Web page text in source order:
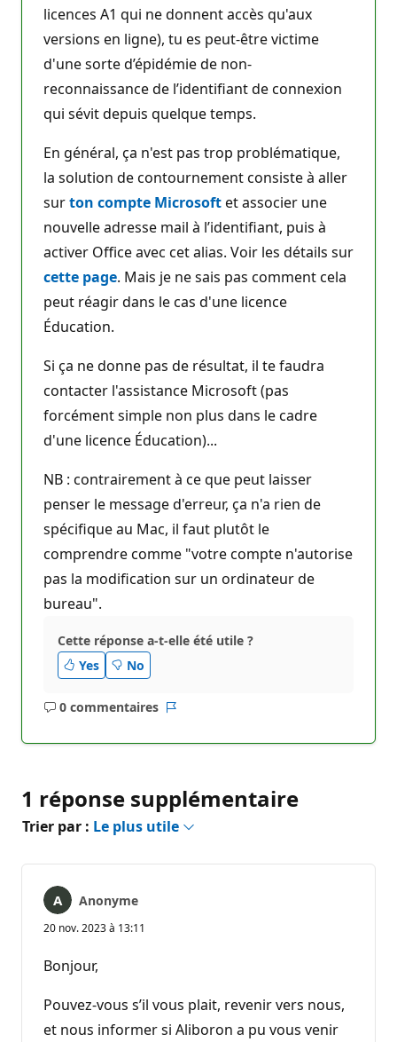
licences A1 qui ne donnent accès qu'aux
versions en ligne), tu es peut-être victime
d'une sorte d’épidémie de non-
reconnaissance de l’identifiant de connexion
qui sévit depuis quelque temps.
En général, ça n'est pas trop problématique,
la solution de contournement consiste à aller
surton compte Microsoftet associer une
nouvelle adresse mail à l’identifiant, puis à
activer Office avec cet alias. Voir les détails sur
cette page. Mais je ne sais pas comment cela
peut réagir dans le cas d'une licence
Éducation.
Si ça ne donne pas de résultat, il te faudra
contacter l'assistance Microsoft (pas
forcément simple non plus dans le cadre
d'une licence Éducation)...
NB : contrairement à ce que peut laisser
penser le message d'erreur, ça n'a rien de
spécifique au Mac, il faut plutôt le
comprendre comme "votre compte n'autorise
pas la modification sur un ordinateur de
bureau".
Cette réponse a-t-elle été utile ?
Yes
No
0 commentaires
Aucun
1 réponse supplémentaire
Trier par : Le plus utile
Anonyme
20 nov. 2023 à 13:11
Bonjour,
Pouvez-vous s’il vous plait, revenir vers nous,
et nous informer si Aliboron a pu vous venir